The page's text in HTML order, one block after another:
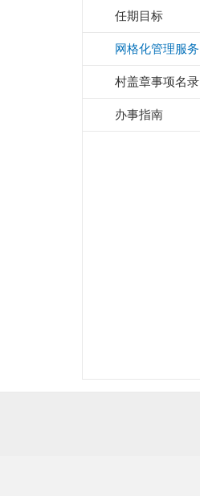
任期目标
网格化管理服务
村盖章事项名录
办事指南